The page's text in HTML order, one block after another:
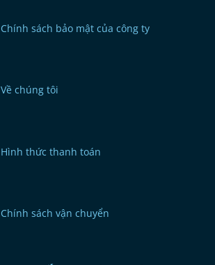
Chính sách bảo mật của công ty
Về chúng tôi
Hình thức thanh toán
Chính sách vận chuyển